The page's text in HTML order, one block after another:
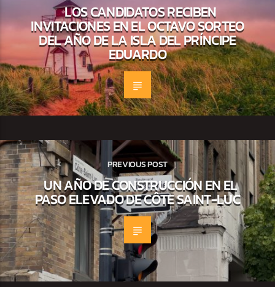
LOS CANDIDATOS RECIBEN
INVITACIONES EN EL OCTAVO SORTEO
DEL AÑO DE LA ISLA DEL PRÍNCIPE
EDUARDO
PREVIOUS POST
UN AÑO DE CONSTRUCCIÓN EN EL
PASO ELEVADO DE CÔTE SAINT-LUC